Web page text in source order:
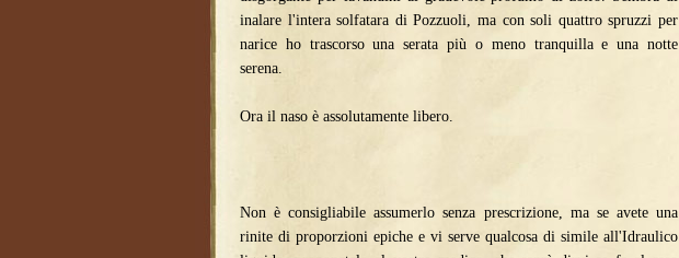
inalare l'intera solfatara di Pozzuoli, ma con soli quattro spruzzi per
narice ho trascorso una serata più o meno tranquilla e una notte
serena.
Ora il naso è assolutamente libero.
Non è consigliabile assumerlo senza prescrizione, ma se avete una
rinite di proporzioni epiche e vi serve qualcosa di simile all'Idraulico